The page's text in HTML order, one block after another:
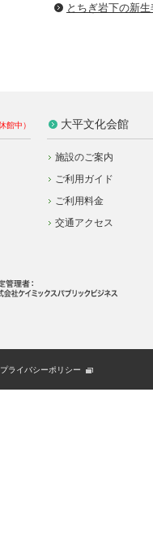
とちぎ岩下の新
大平文化会館
施設のご案内
ご利用ガイド
ご利用料金
交通アクセス
プライバシーポリシー